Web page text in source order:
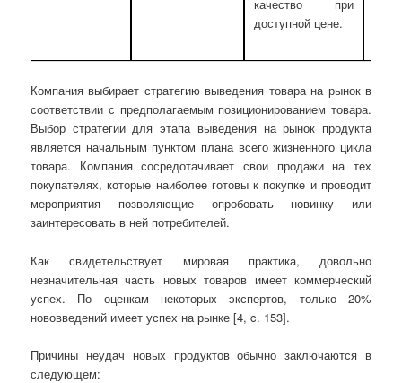
качество при
доступной цене.
Компания выбирает стратегию выведения товара на рынок в
соответствии с предполагаемым позиционированием товара.
Выбор стратегии для этапа выведения на рынок продукта
является начальным пунктом плана всего жизненного цикла
товара. Компания сосредотачивает свои продажи на тех
покупателях, которые наиболее готовы к покупке и проводит
мероприятия позволяющие опробовать новинку или
заинтересовать в ней потребителей.
Как свидетельствует мировая практика, довольно
незначительная часть новых товаров имеет коммерческий
успех. По оценкам некоторых экспертов, только 20%
нововведений имеет успех на рынке [4, c. 153].
Причины неудач новых продуктов обычно заключаются в
следующем: